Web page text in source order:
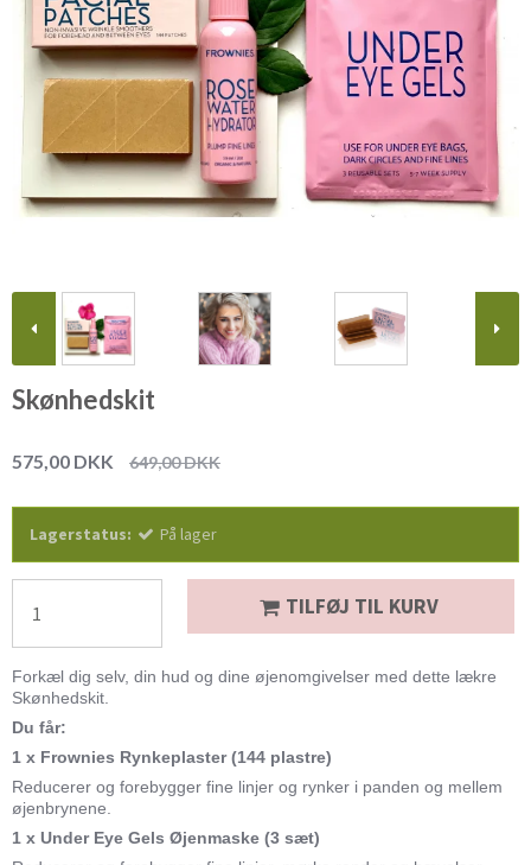
Skønhedskit
575,00 DKK 649,00 DKK
Lagerstatus: På lager
TILFØJ TIL KURV
Forkæl dig selv, din hud og dine øjenomgivelser med dette lækre
Skønhedskit.
Du får:
1 x Frownies Rynkeplaster(144 plastre)
Reducerer og forebygger fine linjer og rynker i panden og mellem
øjenbrynene.
1 x Under Eye Gels Øjenmaske (3 sæt)